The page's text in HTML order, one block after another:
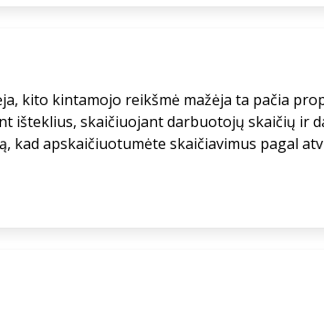
kito kintamojo reikšmė mažėja ta pačia
išteklius, skaičiuojant darbuotojų skaičių ir
kad apskaičiuotumėte skaičiavimus pagal